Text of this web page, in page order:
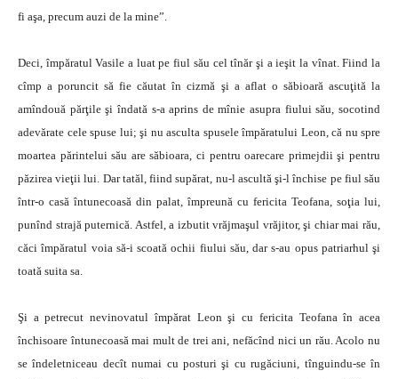
fi aşa, precum auzi de la mine”.
Deci, împăratul Vasile a luat pe fiul său cel tînăr şi a ieşit la vînat. Fiind la
cîmp a poruncit să fie căutat în cizmă şi a aflat o săbioară ascuţită la
amîndouă părţile şi îndată s-a aprins de mînie asupra fiului său, socotind
adevărate cele spuse lui; şi nu asculta spusele împăratului Leon, că nu spre
moartea părintelui său are săbioara, ci pentru oarecare primejdii şi pentru
păzirea vieţii lui. Dar tatăl, fiind supărat, nu-l ascultă şi-l închise pe fiul său
într-o casă întunecoasă din palat, împreună cu fericita Teofana, soţia lui,
punînd strajă puternică. Astfel, a izbutit vrăjmaşul vrăjitor, şi chiar mai rău,
căci împăratul voia să-i scoată ochii fiului său, dar s-au opus patriarhul şi
toată suita sa.
Şi a petrecut nevinovatul împărat Leon şi cu fericita Teofana în acea
închisoare întunecoasă mai mult de trei ani, nefăcînd nici un rău. Acolo nu
se îndeletniceau decît numai cu posturi şi cu rugăciuni, tînguindu-se în